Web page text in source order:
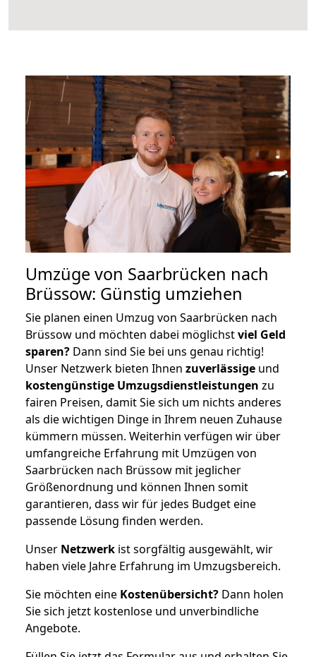
Umzüge von Saarbrücken nach
Brüssow: Günstig umziehen
Sie planen einen Umzug von Saarbrücken nach
Brüssow und möchten dabei möglichstviel Geld
sparen? Dann sind Sie bei uns genau richtig!
Unser Netzwerk bieten Ihnen zuverlässige und
kostengünstige Umzugsdienstleistungen zu
fairen Preisen, damit Sie sich um nichts anderes
als die wichtigen Dinge in Ihrem neuen Zuhause
kümmern müssen. Weiterhin verfügen wir über
umfangreiche Erfahrung mit Umzügen von
Saarbrücken nach Brüssow mit jeglicher
Größenordnung und können Ihnen somit
garantieren, dass wir für jedes Budget eine
passende Lösung finden werden.
Unser Netzwerk ist sorgfältig ausgewählt, wir
haben viele Jahre Erfahrung im Umzugsbereich.
Sie möchten eine Kostenübersicht? Dann holen
Sie sich jetzt kostenlose und unverbindliche
Angebote.